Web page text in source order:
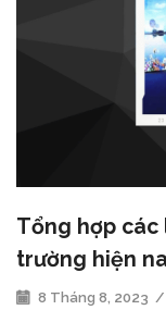
Tổng hợp các
trường hiện
8 Tháng 8, 2023 /